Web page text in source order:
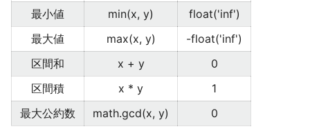
最小値
min(x, y)
float('inf')
最大値
max(x, y)
-float('inf')
区間和
x + y
0
区間積
x * y
1
最大公約数
math.gcd(x, y) 0